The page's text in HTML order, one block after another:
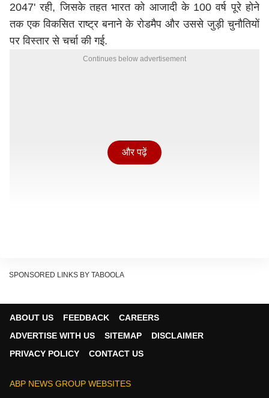
2047' रही, जिसके तहत भारत को आजादी के 100 वर्ष पूरे होने
तक एक विकसित राष्ट्र बनाने के रोडमैप और उससे जुड़ी चुनौतियों
पर विस्तार से चर्चा की गई.
Continues below advertisement
अरुणाभा घोष ने कहा कि किसी भी देश का आर्थिक विकास पर्याप्त
और पढ़ें
SPONSORED LINKS BY TABOOLA
ABOUT US FEEDBACK
CAREERS
ADVERTISE WITH US
SITEMAP
DISCLAIMER
PRIVACY POLICY
CONTACT US
ABP NEWS GROUP WEBSITES